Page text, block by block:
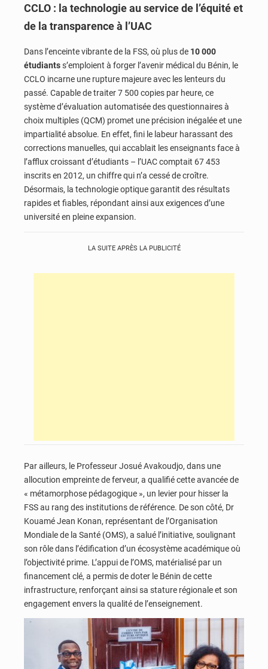
CCLO : la technologie au service de l’équité et
de la transparence à l’UAC
Dans l’enceinte vibrante de la FSS, où plus de 10 000
étudiantss’emploient à forger l’avenir médical du Bénin, le
CCLO incarne une rupture majeure avec les lenteurs du
passé. Capable de traiter 7 500 copies par heure, ce
système d’évaluation automatisée des questionnaires à
choix multiples (QCM) promet une précision inégalée et une
impartialité absolue. En effet, fini le labeur harassant des
corrections manuelles, qui accablait les enseignants face à
l’afflux croissant d’étudiants – l’UAC comptait 67 453
inscrits en 2012, un chiffre qui n’a cessé de croître.
Désormais, la technologie optique garantit des résultats
rapides et fiables, répondant ainsi aux exigences d’une
université en pleine expansion.
LA SUITE APRÈS LA PUBLICITÉ
Par ailleurs, le Professeur Josué Avakoudjo, dans une
allocution empreinte de ferveur, a qualifié cette avancée de
« métamorphose pédagogique », un levier pour hisser la
FSS au rang des institutions de référence. De son côté, Dr
Kouamé Jean Konan, représentant de l’Organisation
Mondiale de la Santé (OMS), a salué l’initiative, soulignant
son rôle dans l’édification d’un écosystème académique où
l’objectivité prime. L’appui de l’OMS, matérialisé par un
financement clé, a permis de doter le Bénin de cette
infrastructure, renforçant ainsi sa stature régionale et son
engagement envers la qualité de l’enseignement.